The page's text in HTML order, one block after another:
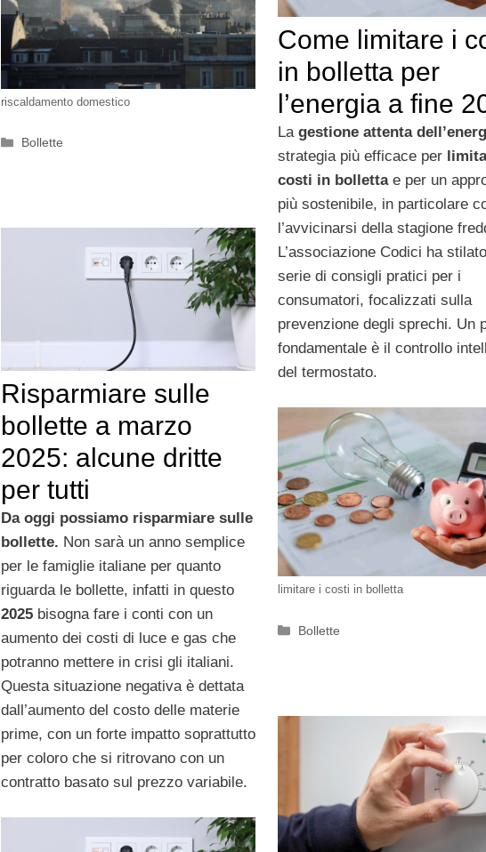
riscaldamento domestico
Categorie
Bollette
Come limitare i
in bolletta per
l’energia a fine
Lagestione attenta
strategia più efficace per
costi in bollettae per un
più sostenibile, in particolare
l’avvicinarsi della stagione
L’associazione Codici ha
serie di consigli pratici per i
consumatori, focalizzati sulla
prevenzione degli sprechi. Un
fondamentale è il controllo
del termostato.
limitare i costi in bolletta
Categorie
Bollette
Risparmiare sulle
bollette a marzo
2025: alcune dritte
per tutti
Da oggi possiamo risparmiare sulle
bollette. Non sarà un anno semplice
per le famiglie italiane per quanto
riguarda le bollette, infatti in questo
2025bisogna fare i conti con un
aumento dei costi di luce e gas che
potranno mettere in crisi gli italiani.
Questa situazione negativa è dettata
dall’aumento del costo delle materie
prime, con un forte impatto soprattutto
per coloro che si ritrovano con un
contratto basato sul prezzo variabile.